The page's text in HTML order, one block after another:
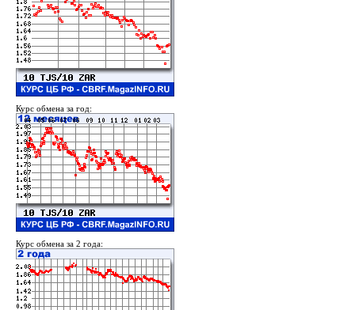
Курс обмена за год:
Курс обмена за 2 года: